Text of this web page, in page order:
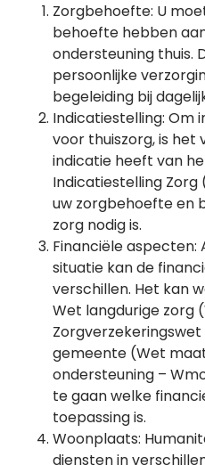
Zorgbehoefte: U
behoefte hebben
ondersteuning thuis.
persoonlijke
begeleiding bij
Indicatiestelling: Om
voor thuiszorg, is het
indicatie heeft van
Indicatiestelling Zorg
uw zorgbehoefte en
zorg nodig is.
Financiële aspecten:
situatie kan de
verschillen. Het kan
Wet langdurige zorg
gemeente (Wet
ondersteuning –
te gaan welke
toepassing is.
Woonplaats:
diensten in